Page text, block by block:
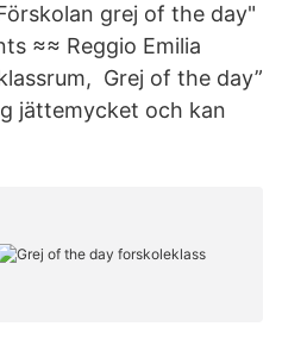
grej of the day"
≈≈ Reggio Emilia
Grej of the day”
jättemycket och kan